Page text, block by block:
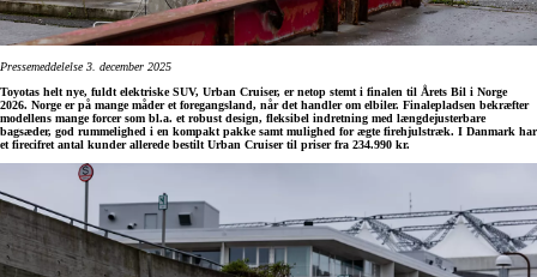
Pressemeddelelse 3. december 2025
Toyotas helt nye, fuldt elektriske SUV, Urban Cruiser, er netop stemt i finalen til Årets Bil i Norge
2026. Norge er på mange måder et foregangsland, når det handler om elbiler. Finalepladsen bekræfter
modellens mange forcer som bl.a. et robust design, fleksibel indretning med længdejusterbare
bagsæder, god rummelighed i en kompakt pakke samt mulighed for ægte firehjulstræk. I Danmark har
et firecifret antal kunder allerede bestilt Urban Cruiser til priser fra 234.990 kr.